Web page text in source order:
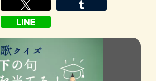
宰治。過去には『人間失格』や『ヴィヨン
の妻』が映画化され人気を博したほ […]